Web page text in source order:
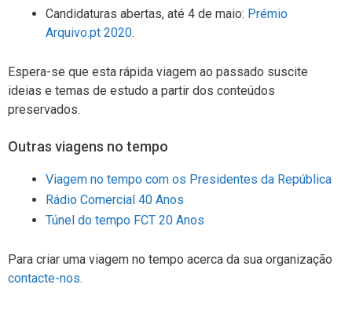
Candidaturas abertas, até 4 de maio: Prémio
Arquivo.pt 2020.
Espera-se que esta rápida viagem ao passado suscite
ideias e temas de estudo a partir dos conteúdos
preservados.
Outras viagens no tempo
Viagem no tempo com os Presidentes da República
Rádio Comercial 40 Anos
Túnel do tempo FCT 20 Anos
Para criar uma viagem no tempo acerca da sua organização
contacte-nos.